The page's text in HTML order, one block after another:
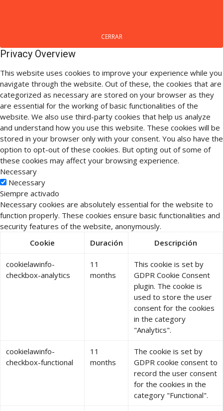
CERRAR
Privacy Overview
This website uses cookies to improve your experience while you
navigate through the website. Out of these, the cookies that are
categorized as necessary are stored on your browser as they
are essential for the working of basic functionalities of the
website. We also use third-party cookies that help us analyze
and understand how you use this website. These cookies will be
stored in your browser only with your consent. You also have the
option to opt-out of these cookies. But opting out of some of
these cookies may affect your browsing experience.
Necessary
Necessary
Siempre activado
Necessary cookies are absolutely essential for the website to
function properly. These cookies ensure basic functionalities and
security features of the website, anonymously.
Cookie
Duración Descripción
cookielawinfo-
checkbox-analytics
11
months
This cookie is set by
GDPR Cookie Consent
plugin. The cookie is
used to store the user
consent for the cookies
in the category
"Analytics".
cookielawinfo-
checkbox-functional
11
months
The cookie is set by
GDPR cookie consent to
record the user consent
for the cookies in the
category "Functional".